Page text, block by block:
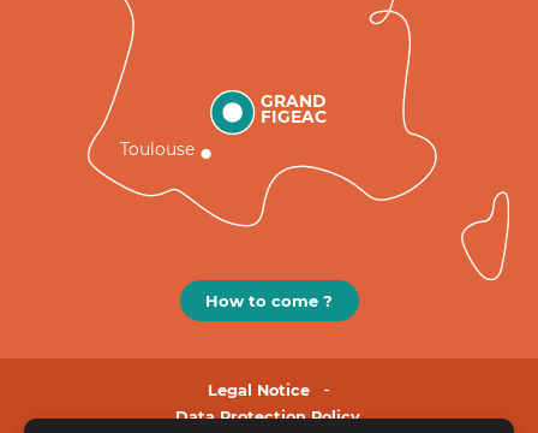
GRAND
FIGEAC
Toulouse
How to come ?
Legal Notice
Data Protection Policy.